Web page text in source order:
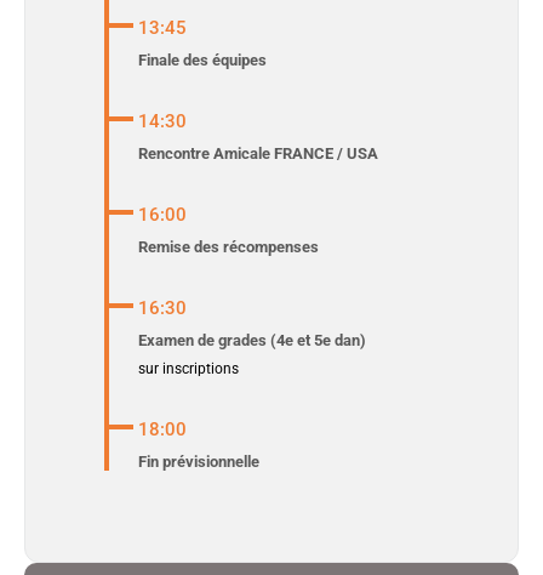
13:45
Finale des équipes
14:30
Rencontre Amicale FRANCE / USA
16:00
Remise des récompenses
16:30
Examen de grades (4e et 5e dan)
sur inscriptions
18:00
Fin prévisionnelle